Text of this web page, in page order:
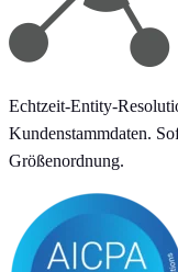
Echtzeit-Entity-
Kundenstammdaten.
Größenordnung.